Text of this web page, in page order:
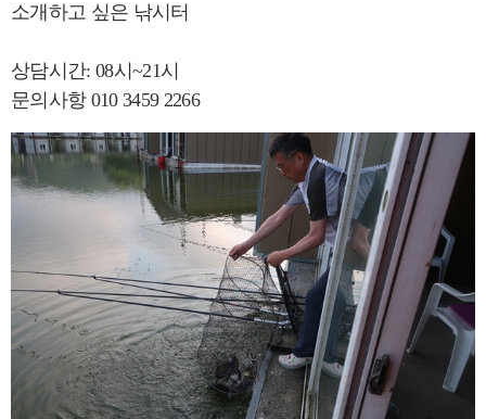
소개하고 싶은 낚시터
상담시간: 08시~21시
문의사항 010 3459 2266